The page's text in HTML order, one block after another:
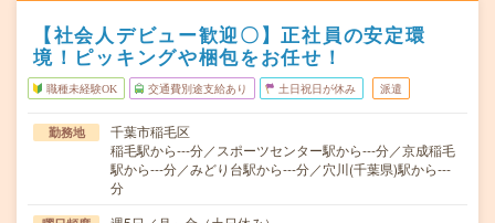
【社会人デビュー歓迎〇】正社員の安定環
境！ピッキングや梱包をお任せ！
職種未経験OK 交通費別途支給あり 土日祝日が休み 派遣
勤務地
千葉市稲毛区
稲毛駅から---分／スポーツセンター駅から---分／京成稲毛
駅から---分／みどり台駅から---分／穴川(千葉県)駅から---
分